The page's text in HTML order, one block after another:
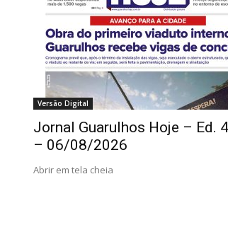
Versão Digital
Jornal Guarulhos Hoje – Ed.
– 06/08/2026
Abrir em tela cheia